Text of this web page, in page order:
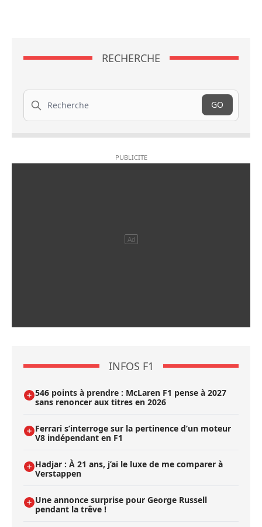
RECHERCHE
Recherche
GO
INFOS F1
546 points à prendre : McLaren F1 pense à 2027
sans renoncer aux titres en 2026
Ferrari s’interroge sur la pertinence d’un moteur
V8 indépendant en F1
Hadjar : À 21 ans, j’ai le luxe de me comparer à
Verstappen
Une annonce surprise pour George Russell
pendant la trêve !